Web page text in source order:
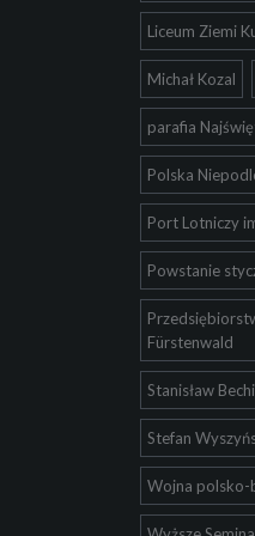
Liceum Ziemi
Michał Kozal
parafia
Polska
Port Lotniczy
Powstanie
Fürstenwald
Stanisław Bechi
Stefan
Wojna polsko-